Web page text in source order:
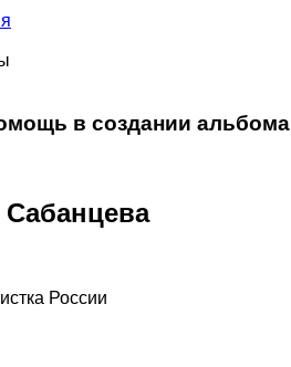
в создании альбома
России